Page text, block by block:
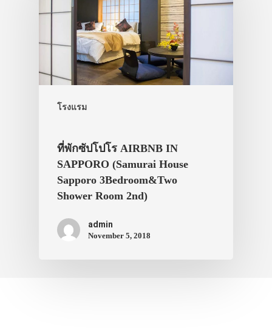
โรงแรม
ที่พักซัปโปโร AIRBNB IN
SAPPORO (Samurai House
Sapporo 3Bedroom&Two
Shower Room 2nd)
admin
November 5, 2018